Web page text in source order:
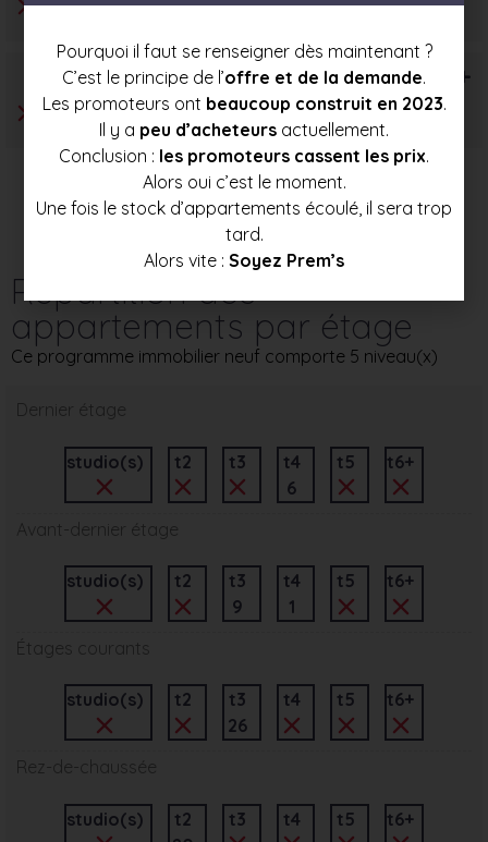
T6+
Répartition des
appartements par étage
Ce programme immobilier neuf comporte 5 niveau(x)
Dernier étage
studio(s) t2 t3
t4
6
t5 t6+
Avant-dernier étage
studio(s) t2
t3
9
t4
1
t5 t6+
Étages courants
studio(s) t2
t3
26
t4 t5 t6+
Rez-de-chaussée
studio(s)
t2
t3 t4 t5 t6+
Pourquoi il faut se renseigner dès maintenant ?
C’est le principe de l’offre et de la demande.
Les promoteurs ont beaucoup construit en 2023.
Il y a peu d’acheteurs actuellement.
Conclusion : les promoteurs cassent les prix.
Alors oui c’est le moment.
Une fois le stock d’appartements écoulé, il sera trop
tard.
Alors vite : Soyez Prem’s